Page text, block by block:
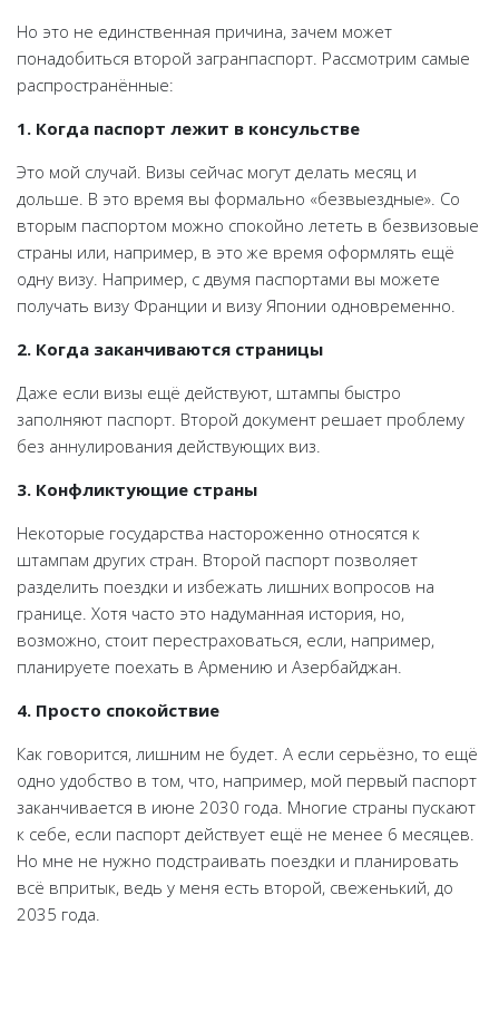
Но это не единственная причина, зачем может
понадобиться второй загранпаспорт. Рассмотрим самые
распространённые:
1. Когда паспорт лежит в консульстве
Это мой случай. Визы сейчас могут делать месяц и
дольше. В это время вы формально «безвыездные». Со
вторым паспортом можно спокойно лететь в безвизовые
страны или, например, в это же время оформлять ещё
одну визу. Например, с двумя паспортами вы можете
получать визу Франции и визу Японии одновременно.
2. Когда заканчиваются страницы
Даже если визы ещё действуют, штампы быстро
заполняют паспорт. Второй документ решает проблему
без аннулирования действующих виз.
3. Конфликтующие страны
Некоторые государства настороженно относятся к
штампам других стран. Второй паспорт позволяет
разделить поездки и избежать лишних вопросов на
границе. Хотя часто это надуманная история, но,
возможно, стоит перестраховаться, если, например,
планируете поехать в Армению и Азербайджан.
4. Просто спокойствие
Как говорится, лишним не будет. А если серьёзно, то ещё
одно удобство в том, что, например, мой первый паспорт
заканчивается в июне 2030 года. Многие страны пускают
к себе, если паспорт действует ещё не менее 6 месяцев.
Но мне не нужно подстраивать поездки и планировать
всё впритык, ведь у меня есть второй, свеженький, до
2035 года.